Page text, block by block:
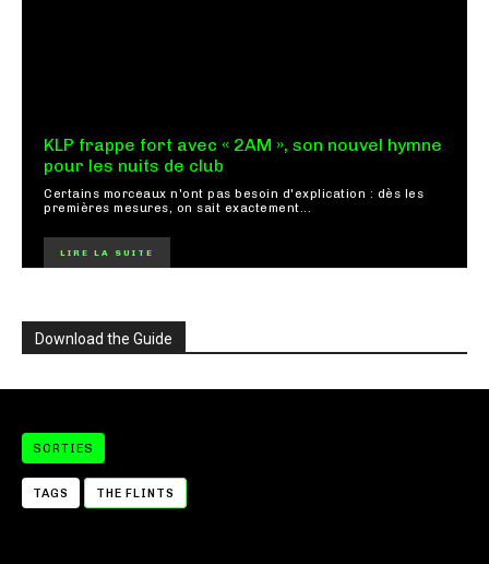
KLP frappe fort avec « 2AM », son nouvel hymne
pour les nuits de club
Certains morceaux n'ont pas besoin d'explication : dès les
premières mesures, on sait exactement...
LIRE LA SUITE
Download the Guide
SORTIES
TAGS THE FLINTS